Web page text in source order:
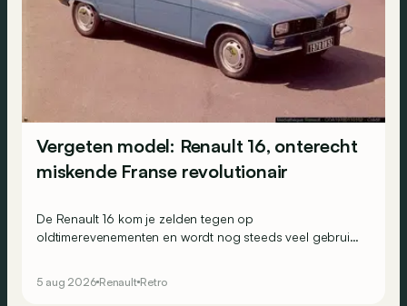
Vergeten model: Renault 16, onterecht
miskende Franse revolutionair
De Renault 16 kom je zelden tegen op
oldtimerevenementen en wordt nog steeds veel gebruikt
aanbod.
5 aug 2026 Renault Retro